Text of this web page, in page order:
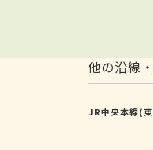
他の沿線
JR中央本線(